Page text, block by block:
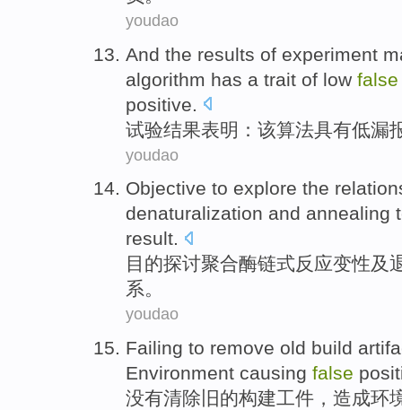
youdao
And the results of experiment
algorithm has a trait of low false
positive.
试验结果表明： 该算法具有低漏
youdao
Objective to explore the
denaturalization and annealing
result.
目的探讨聚合酶链式反应变性及
系。
youdao
Failing to remove old build
Environment causing false
没有清除 旧 的构建工件 ， 造成环